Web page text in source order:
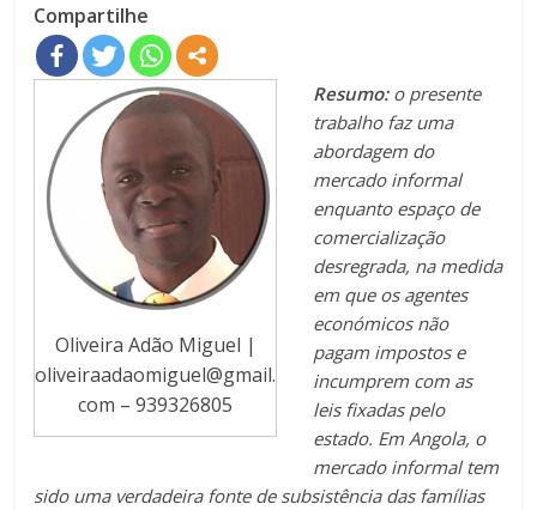
Compartilhe
Oliveira Adão Miguel |
oliveiraadaomiguel@gmail.
com – 939326805
Resumo: o presente
trabalho faz uma
abordagem do
mercado informal
enquanto espaço de
comercialização
desregrada, na medida
em que os agentes
económicos não
pagam impostos e
incumprem com as
leis fixadas pelo
estado. Em Angola, o
mercado informal tem
sido uma verdadeira fonte de subsistência das famílias